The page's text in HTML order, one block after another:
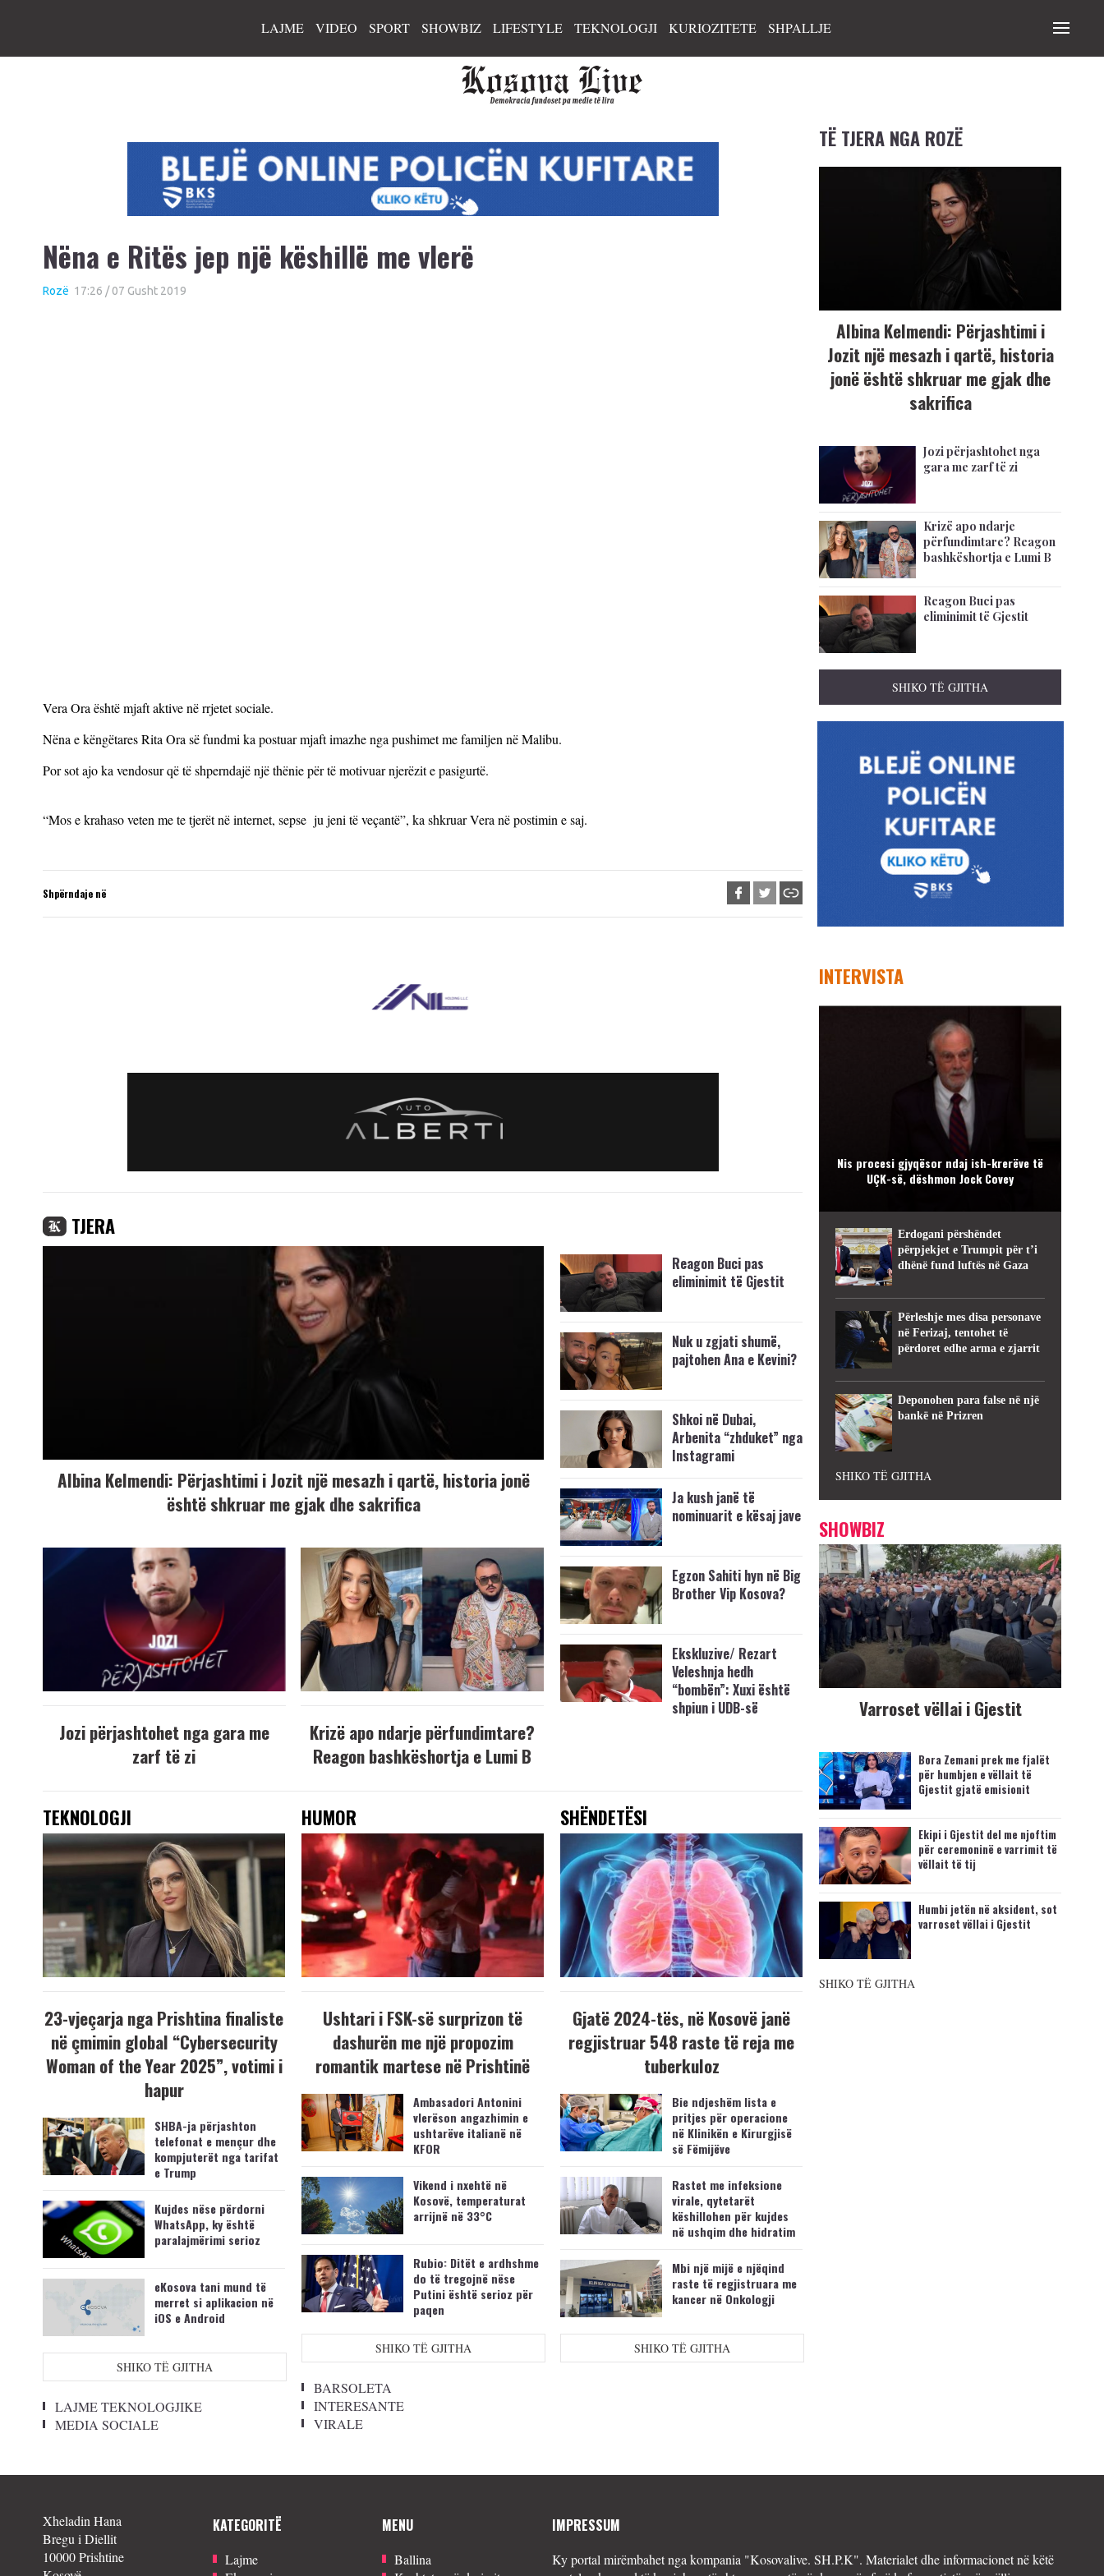
LAJME VIDEO SPORT SHOWBIZ LIFESTYLE TEKNOLOGJI KURIOZITETE SHPALLJE
Nëna e Ritës jep një këshillë me vlerë
Rozë 17:26 / 07 Gusht 2019
Vera Ora është mjaft aktive në rrjetet sociale.
Nëna e këngëtares Rita Ora së fundmi ka postuar mjaft imazhe nga pushimet me familjen në Malibu.
Por sot ajo ka vendosur që të shperndajë një thënie për të motivuar njerëzit e pasigurtë.
“Mos e krahaso veten me te tjerët në internet, sepse ju jeni të veçantë”, ka shkruar Vera në postimin e saj.
Shpërndaje në
TJERA
Albina Kelmendi: Përjashtimi i Jozit një mesazh i qartë, historia jonë
është shkruar me gjak dhe sakrifica
Jozi përjashtohet nga gara me
zarf të zi
Krizë apo ndarje përfundimtare?
Reagon bashkëshortja e Lumi B
Reagon Buci pas
eliminimit të Gjestit
Nuk u zgjati shumë,
pajtohen Ana e Kevini?
Shkoi në Dubai,
Arbenita “zhduket” nga
Instagrami
Ja kush janë të
nominuarit e kësaj jave
Egzon Sahiti hyn në Big
Brother Vip Kosova?
Ekskluzive/ Rezart
Veleshnja hedh
“bombën”: Xuxi është
shpiun i UDB-së
TEKNOLOGJI
23-vjeçarja nga Prishtina finaliste
në çmimin global “Cybersecurity
Woman of the Year 2025”, votimi i
hapur
SHBA-ja përjashton
telefonat e mençur dhe
kompjuterët nga tarifat
e Trump
Kujdes nëse përdorni
WhatsApp, ky është
paralajmërimi serioz
eKosova tani mund të
merret si aplikacion në
iOS e Android
SHIKO TË GJITHA
LAJME TEKNOLOGJIKE
MEDIA SOCIALE
HUMOR
Ushtari i FSK-së surprizon të
dashurën me një propozim
romantik martese në Prishtinë
Ambasadori Antonini
vlerëson angazhimin e
ushtarëve italianë në
KFOR
Vikend i nxehtë në
Kosovë, temperaturat
arrijnë në 33°C
Rubio: Ditët e ardhshme
do të tregojnë nëse
Putini është serioz për
paqen
SHIKO TË GJITHA
BARSOLETA
INTERESANTE
VIRALE
SHËNDETËSI
Gjatë 2024-tës, në Kosovë janë
regjistruar 548 raste të reja me
tuberkuloz
Bie ndjeshëm lista e
pritjes për operacione
në Klinikën e Kirurgjisë
së Fëmijëve
Rastet me infeksione
virale, qytetarët
këshillohen për kujdes
në ushqim dhe hidratim
Mbi një mijë e njëqind
raste të regjistruara me
kancer në Onkologji
SHIKO TË GJITHA
TË TJERA NGA ROZË
Albina Kelmendi: Përjashtimi i
Jozit një mesazh i qartë, historia
jonë është shkruar me gjak dhe
sakrifica
Jozi përjashtohet nga
gara me zarf të zi
Krizë apo ndarje
përfundimtare? Reagon
bashkëshortja e Lumi B
Reagon Buci pas
eliminimit të Gjestit
SHIKO TË GJITHA
INTERVISTA
Nis procesi gjyqësor ndaj ish-krerëve të
UÇK-së, dëshmon Jock Covey
Erdogani përshëndet
përpjekjet e Trumpit për t’i
dhënë fund luftës në Gaza
Përleshje mes disa personave
në Ferizaj, tentohet të
përdoret edhe arma e zjarrit
Deponohen para false në një
bankë në Prizren
SHIKO TË GJITHA
SHOWBIZ
Varroset vëllai i Gjestit
Bora Zemani prek me fjalët
për humbjen e vëllait të
Gjestit gjatë emisionit
Ekipi i Gjestit del me njoftim
për ceremoninë e varrimit të
vëllait të tij
Humbi jetën në aksident, sot
varroset vëllai i Gjestit
SHIKO TË GJITHA
Xheladin Hana
Bregu i Diellit
10000 Prishtine
KATEGORITË
Lajme
MENU
Ballina
IMPRESSUM
Ky portal mirëmbahet nga kompania "Kosovalive. SH.P.K". Materialet dhe informacionet në këtë